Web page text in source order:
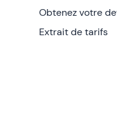
Obtenez votre
Extrait de tarifs